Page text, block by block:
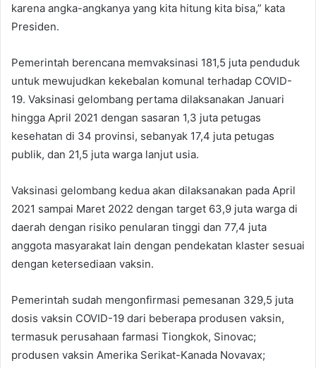
karena angka-angkanya yang kita hitung kita bisa,” kata
Presiden.
Pemerintah berencana memvaksinasi 181,5 juta penduduk
untuk mewujudkan kekebalan komunal terhadap COVID-
19. Vaksinasi gelombang pertama dilaksanakan Januari
hingga April 2021 dengan sasaran 1,3 juta petugas
kesehatan di 34 provinsi, sebanyak 17,4 juta petugas
publik, dan 21,5 juta warga lanjut usia.
Vaksinasi gelombang kedua akan dilaksanakan pada April
2021 sampai Maret 2022 dengan target 63,9 juta warga di
daerah dengan risiko penularan tinggi dan 77,4 juta
anggota masyarakat lain dengan pendekatan klaster sesuai
dengan ketersediaan vaksin.
Pemerintah sudah mengonfirmasi pemesanan 329,5 juta
dosis vaksin COVID-19 dari beberapa produsen vaksin,
termasuk perusahaan farmasi Tiongkok, Sinovac;
produsen vaksin Amerika Serikat-Kanada Novavax;